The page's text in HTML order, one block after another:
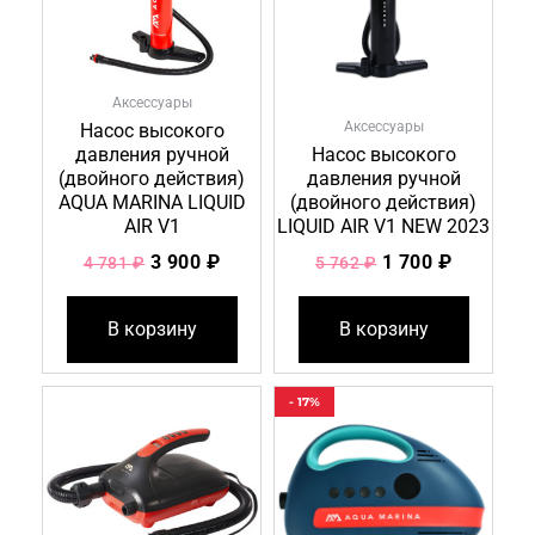
Аксессуары
Насос высокого
давления ручной
(двойного действия)
AQUA MARINA LIQUID
AIR V1
4 781₽ 3 900 ₽
В корзину
Аксессуары
Насос высокого
давления ручной
(двойного действия)
LIQUID AIR V1 NEW 2023
5 762₽ 1 700 ₽
В корзину
- 17%
составляла
8
746 ₽.
300 ₽.